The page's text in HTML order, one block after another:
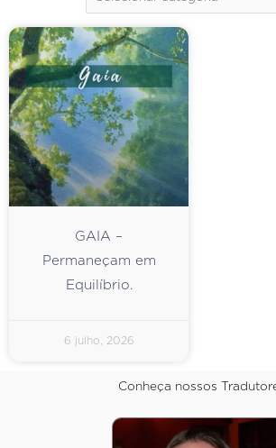
GAIA –
Permaneçam em
Equilíbrio.
6 julho, 2026
Conheça nossos